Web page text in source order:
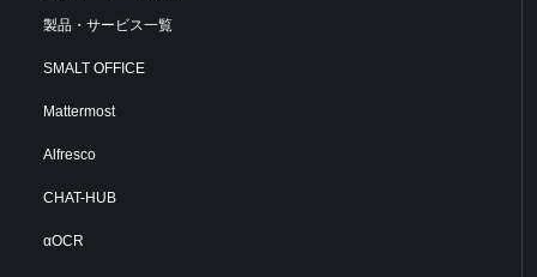
製品・サービス一覧
SMALT OFFICE
Mattermost
Alfresco
CHAT-HUB
αOCR